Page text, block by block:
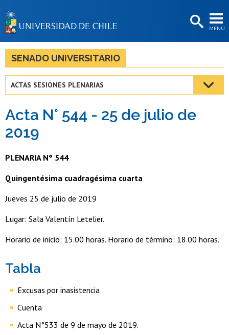
MENÚ
BIBLIOTECAS
LA UNIVERSIDAD
Estudiantes
Académicas/os
SENADO UNIVERSITARIO
ACTAS SESIONES PLENARIAS
Acta N° 544 - 25 de julio de
2019
PLENARIA N° 544
Quingentésima cuadragésima cuarta
Jueves 25 de julio de 2019
Lugar: Sala Valentín Letelier.
Horario de inicio: 15.00 horas. Horario de término: 18.00 horas.
Tabla
Excusas por inasistencia
Cuenta
Acta N°533 de 9 de mayo de 2019.